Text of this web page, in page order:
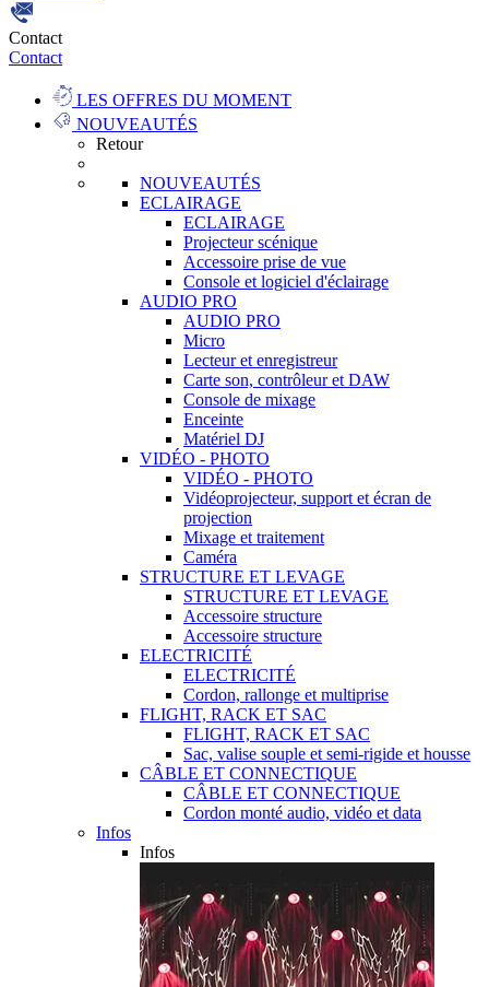
Contact
Contact
LES OFFRES DU MOMENT
NOUVEAUTÉS
Retour
NOUVEAUTÉS
ECLAIRAGE
ECLAIRAGE
Projecteur scénique
Accessoire prise de vue
Console et logiciel d'éclairage
AUDIO PRO
AUDIO PRO
Micro
Lecteur et enregistreur
Carte son, contrôleur et DAW
Console de mixage
Enceinte
Matériel DJ
VIDÉO - PHOTO
VIDÉO - PHOTO
Vidéoprojecteur, support et écran de
projection
Mixage et traitement
Caméra
STRUCTURE ET LEVAGE
STRUCTURE ET LEVAGE
Accessoire structure
Accessoire structure
ELECTRICITÉ
ELECTRICITÉ
Cordon, rallonge et multiprise
FLIGHT, RACK ET SAC
FLIGHT, RACK ET SAC
Sac, valise souple et semi-rigide et housse
CÂBLE ET CONNECTIQUE
CÂBLE ET CONNECTIQUE
Cordon monté audio, vidéo et data
Infos
Infos